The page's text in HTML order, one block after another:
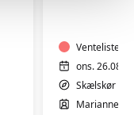
med
Marianne
i
Skælskør
Venteliste
ons.
Skælskør
Marianne